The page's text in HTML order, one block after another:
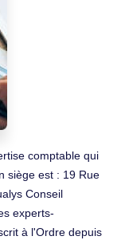
comptable qui
siège est : 19 Rue
Conseil
experts-
à l'Ordre depuis